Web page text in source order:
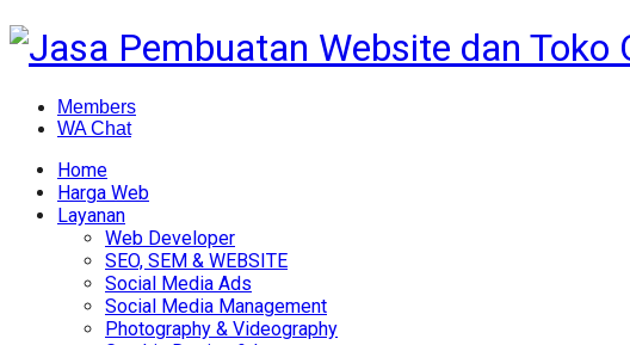
Members
WA Chat
Home
Harga Web
Layanan
Web Developer
SEO, SEM & WEBSITE
Social Media Ads
Social Media Management
Photography & Videography